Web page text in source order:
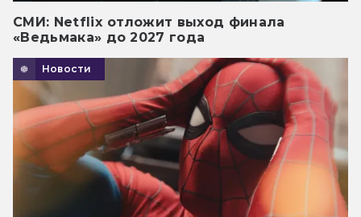
СМИ: Netflix отложит выход финала
«Ведьмака» до 2027 года
Новости